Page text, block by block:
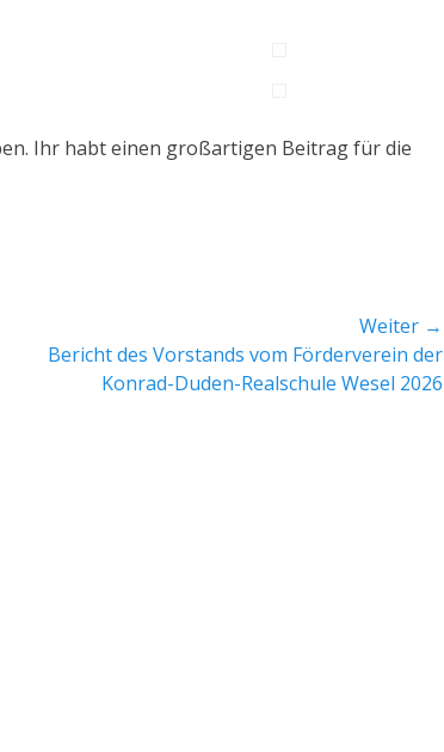
Ihr habt einen großartigen Beitrag für die
Weiter →
Bericht des Vorstands vom Förderverein der
Konrad-Duden-Realschule Wesel 2026